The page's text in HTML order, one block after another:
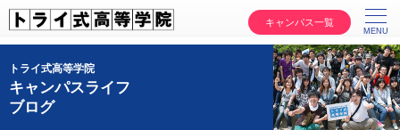
キャンパス一覧
トライ式高等学院
キャンパスライフ
ブログ